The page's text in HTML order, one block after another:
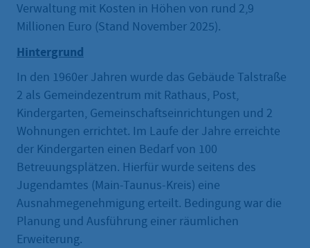
Verwaltung mit Kosten in Höhen von rund 2,9
Millionen Euro (Stand November 2025).
Hintergrund
In den 1960er Jahren wurde das Gebäude Talstraße
2 als Gemeindezentrum mit Rathaus, Post,
Kindergarten, Gemeinschaftseinrichtungen und 2
Wohnungen errichtet. Im Laufe der Jahre erreichte
der Kindergarten einen Bedarf von 100
Betreuungsplätzen. Hierfür wurde seitens des
Jugendamtes (Main-Taunus-Kreis) eine
Ausnahmegenehmigung erteilt. Bedingung war die
Planung und Ausführung einer räumlichen
Erweiterung.